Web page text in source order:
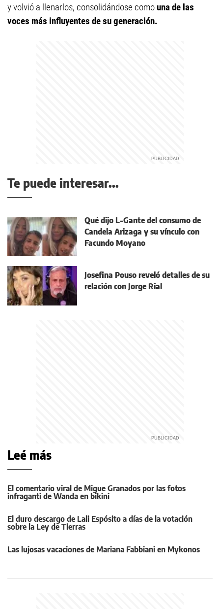
y volvió a llenarlos, consolidándose comouna de las
voces más influyentes de su generación.
Te puede interesar...
Qué dijo L-Gante del consumo de
Candela Arizaga y su vínculo con
Facundo Moyano
Josefina Pouso reveló detalles de su
relación con Jorge Rial
Leé más
El comentario viral de Migue Granados por las fotos
infraganti de Wanda en bikini
El duro descargo de Lali Espósito a días de la votación
sobre la Ley de Tierras
Las lujosas vacaciones de Mariana Fabbiani en Mykonos